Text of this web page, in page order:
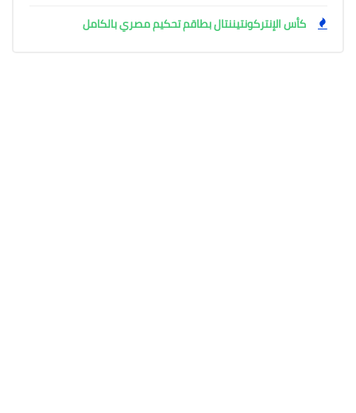
كأس الإنتركونتيننتال بطاقم تحكيم مصري بالكامل